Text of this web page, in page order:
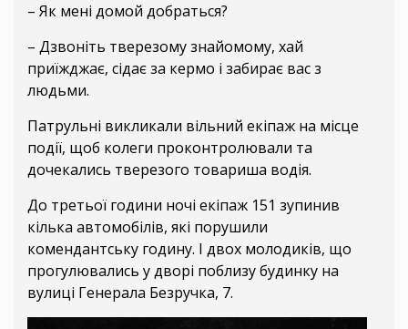
– Як мені домой добраться?
– Дзвоніть тверезому знайомому, хай
приїжджає, сідає за кермо і забирає вас з
людьми.
Патрульні викликали вільний екіпаж на місце
події, щоб колеги проконтролювали та
дочекались тверезого товариша водія.
До третьої години ночі екіпаж 151 зупинив
кілька автомобілів, які порушили
комендантську годину. І двох молодиків, що
прогулювались у дворі поблизу будинку на
вулиці Генерала Безручка, 7.